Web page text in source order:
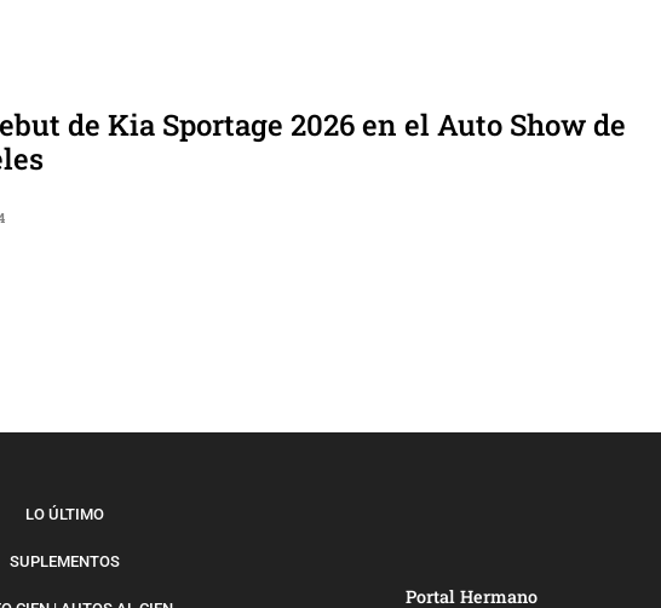
de Kia Sportage 2026 en el Auto Show de
LO ÚLTIMO
SUPLEMENTOS
Portal Hermano